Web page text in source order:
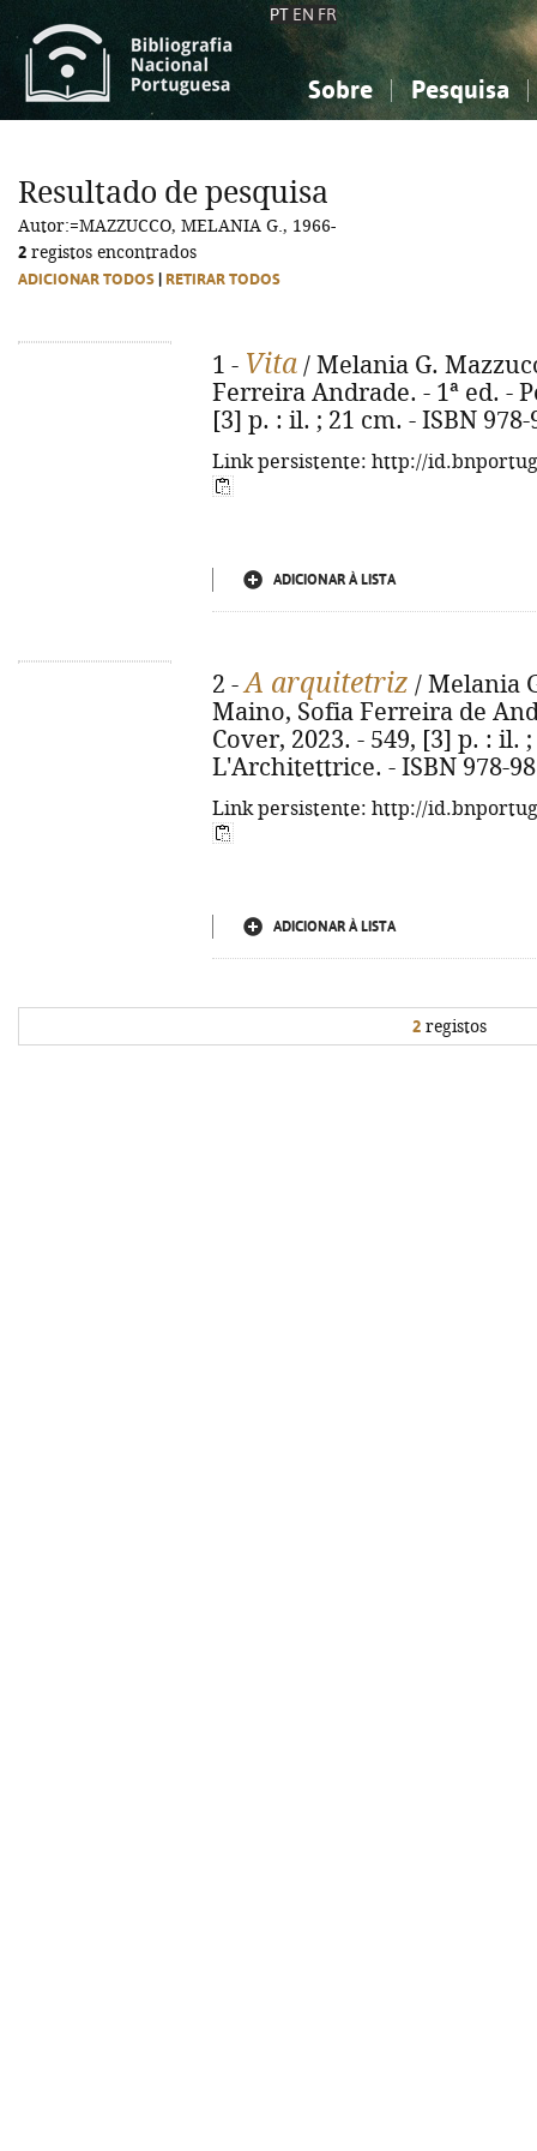
PT EN FR
Sobre Pesquisa
Ciências sociais...
Ciências sociais...
Resultado de pesquisa
Autor:=MAZZUCCO, MELANIA G., 1966-
2 registos encontrados
ADICIONAR TODOS RETIRAR TODOS
1 - Vita / Melania G.
Ferreira Andrade. - 1ª ed. -
[3] p. : il. ; 21 cm. - ISBN 978-
Link persistente: http://
ADICIONAR À LISTA
2 -A arquitetriz / Melania
Maino, Sofia Ferreira de
Cover, 2023. - 549, [3] p. : il.
L'Architettrice. - ISBN 978-
Link persistente: http://
ADICIONAR À LISTA
2 registos